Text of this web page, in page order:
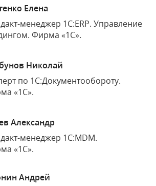
Елена
менеджер 1С:ERP. Управление
Фирма «1С».
Николай
по 1С:Документообороту.
«1С».
Александр
менеджер 1С:MDM.
«1С».
Андрей